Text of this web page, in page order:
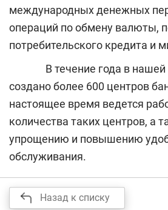
международных денежных
операций по обмену валюты,
потребительского кредита и
В течение года в нашей
создано более 600 центров
настоящее время ведется
количества таких центров, а
упрощению и повышению
обслуживания.
Назад к списку